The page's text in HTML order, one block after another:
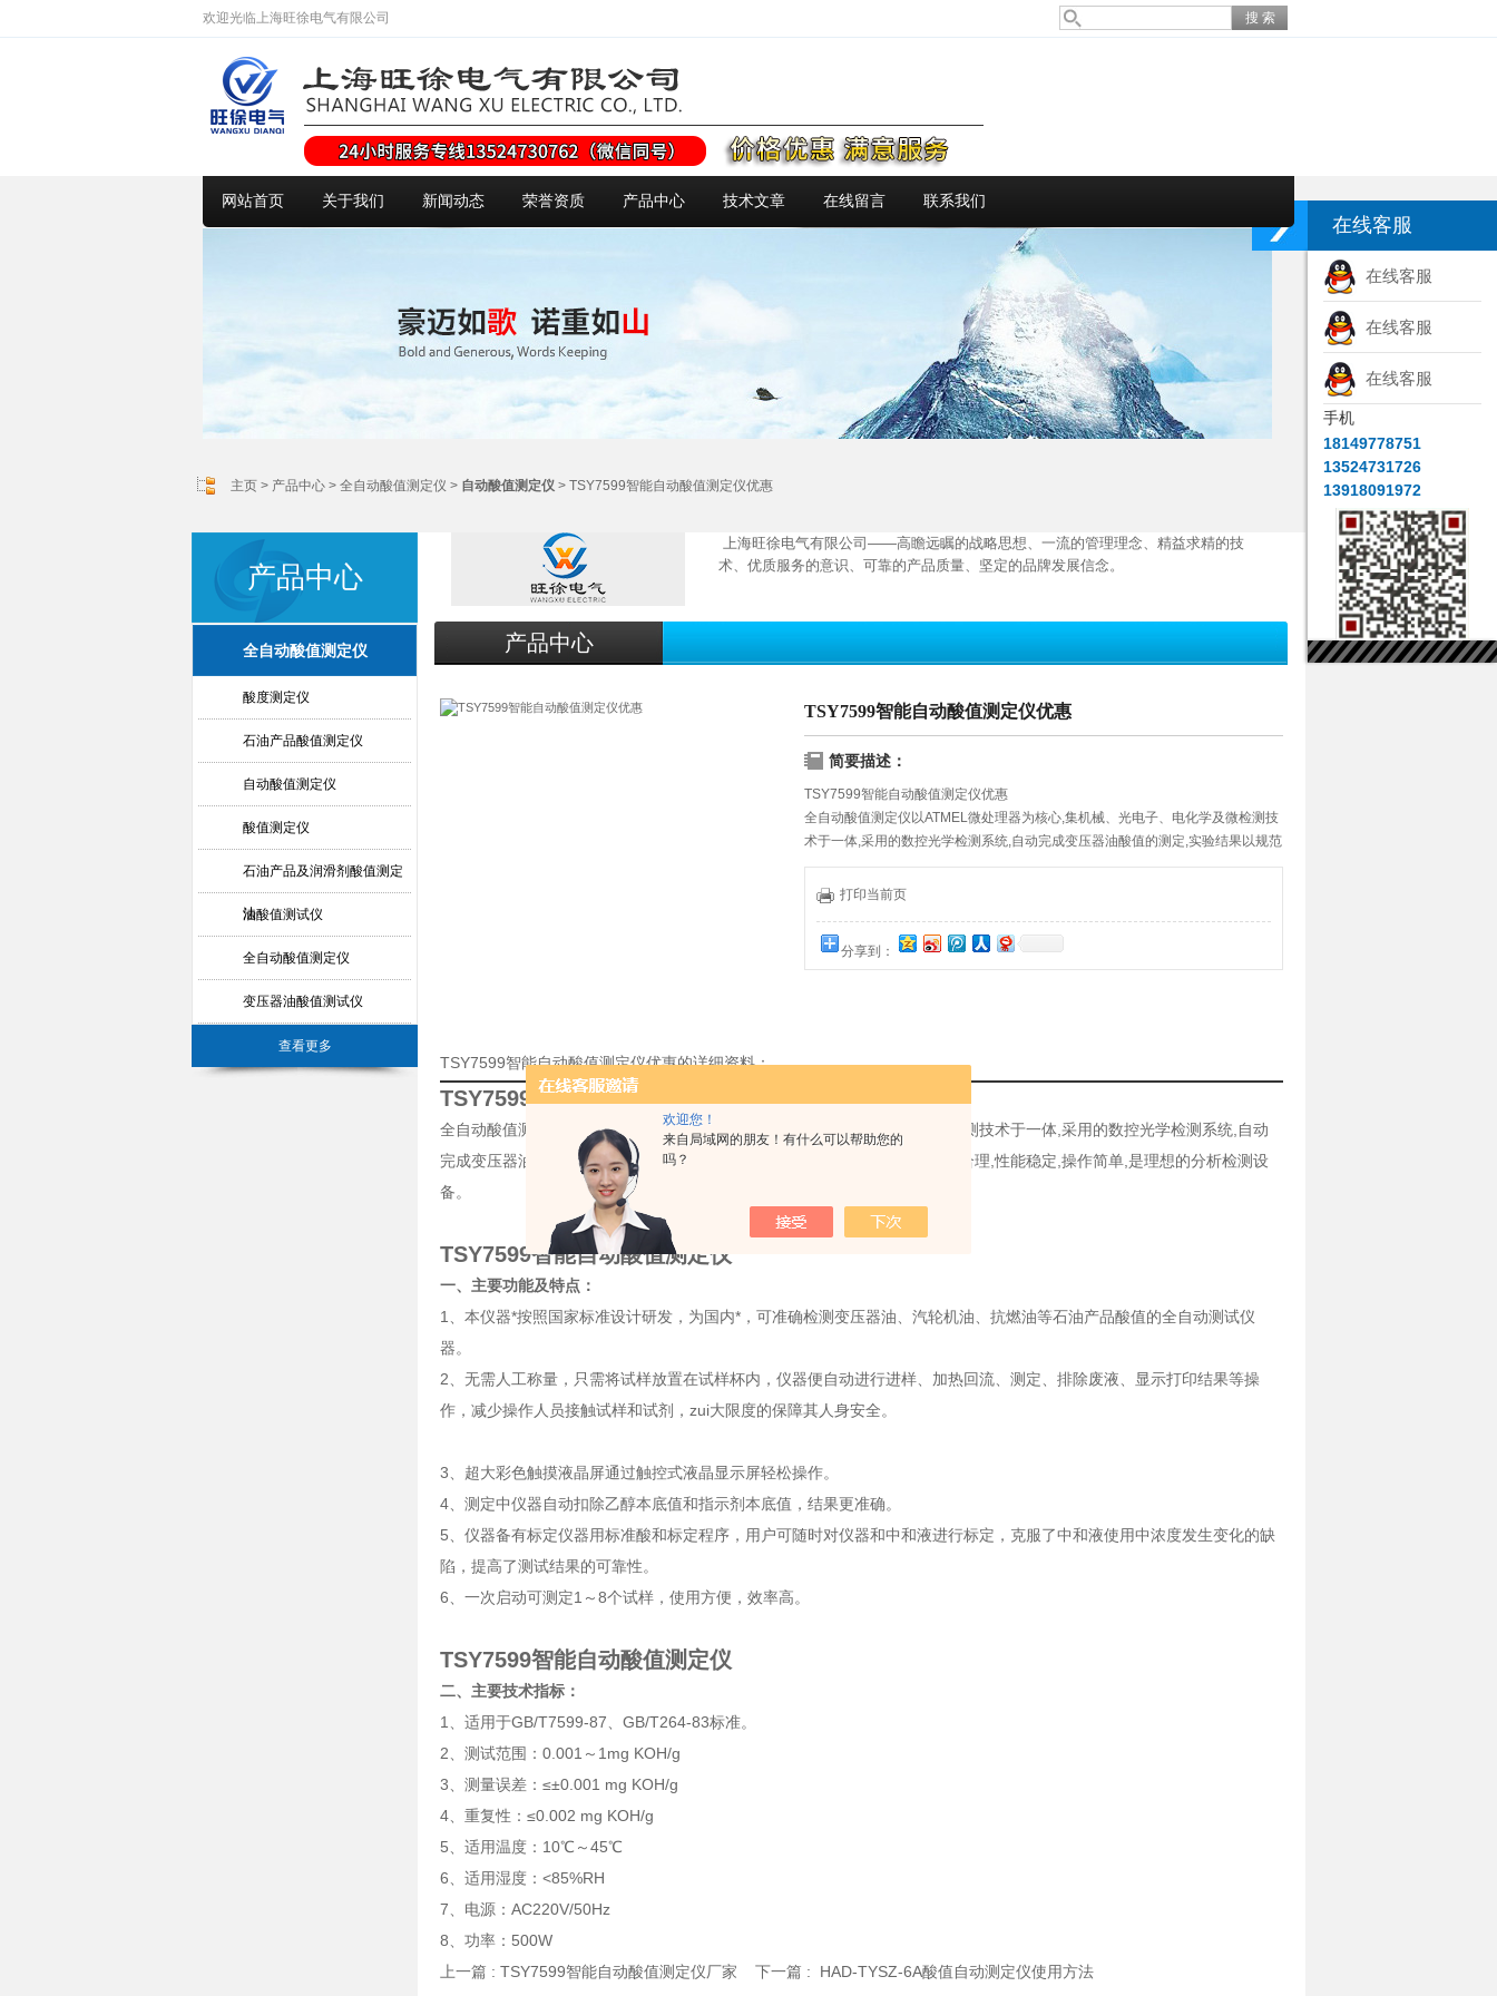
欢迎您！
来自局域网的朋友！有什么可以帮助您的
吗？
欢迎光临上海旺徐电气有限公司
网站首页 关于我们 新闻动态 荣誉资质 产品中心 技术文章 在线留言 联系我们
主页 > 产品中心 > 全自动酸值测定仪 > 自动酸值测定仪 > TSY7599智能自动酸值测定仪优惠
产品中心
全自动酸值测定仪
酸度测定仪
石油产品酸值测定仪
自动酸值测定仪
酸值测定仪
石油产品及润滑剂酸值测定
法
油酸值测试仪
全自动酸值测定仪
变压器油酸值测试仪
查看更多
上海旺徐电气有限公司——高瞻远瞩的战略思想、一流的管理理念、精益求精的技
术、优质服务的意识、可靠的产品质量、坚定的品牌发展信念。
产品中心
TSY7599智能自动酸值测定仪优惠
简要描述：
TSY7599智能自动酸值测定仪优惠
全自动酸值测定仪以ATMEL微处理器为核心,集机械、光电子、电化学及微检测技
术于一体,采用的数控光学检测系统,自动完成变压器油酸值的测定,实验结果以规范
的格式自动打印输出。本仪器结构合理,性能稳定,操作简单,是理想的分析检测设
备。
打印当前页
分享到：
TSY7599智能自动酸值测定仪优惠的详细资料：
TSY7599智能自动酸值测定仪
全自动酸值测定仪以ATMEL微处理器为核心,集机械、光电子、电化学及微检测技术于一体,采用的数控光学检测系统,自动
完成变压器油酸值的测定,实验结果以规范的格式自动打印输出。本仪器结构合理,性能稳定,操作简单,是理想的分析检测设
备。
TSY7599智能自动酸值测定仪
一、主要功能及特点：
1、本仪器*按照国家标准设计研发，为国内*，可准确检测变压器油、汽轮机油、抗燃油等石油产品酸值的全自动测试仪
器。
2、无需人工称量，只需将试样放置在试样杯内，仪器便自动进行进样、加热回流、测定、排除废液、显示打印结果等操
作，减少操作人员接触试样和试剂，zui大限度的保障其人身安全。
3、超大彩色触摸液晶屏通过触控式液晶显示屏轻松操作。
4、测定中仪器自动扣除乙醇本底值和指示剂本底值，结果更准确。
5、仪器备有标定仪器用标准酸和标定程序，用户可随时对仪器和中和液进行标定，克服了中和液使用中浓度发生变化的缺
陷，提高了测试结果的可靠性。
6、一次启动可测定1～8个试样，使用方便，效率高。
TSY7599智能自动酸值测定仪
二、主要技术指标：
1、适用于GB/T7599-87、GB/T264-83标准。
2、测试范围：0.001～1mg KOH/g
3、测量误差：≤±0.001 mg KOH/g
4、重复性：≤0.002 mg KOH/g
5、适用温度：10℃～45℃
6、适用湿度：<85%RH
7、电源：AC220V/50Hz
8、功率：500W
上一篇 : TSY7599智能自动酸值测定仪厂家 下一篇 : HAD-TYSZ-6A酸值自动测定仪使用方法
在线客服
在线客服
在线客服
在线客服
手机
18149778751
13524731726
13918091972